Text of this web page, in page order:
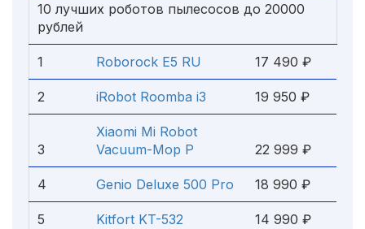
10 лучших роботов пылесосов до 20000
рублей
1 Roborock E5 RU 17 490 ₽
2 iRobot Roomba i3 19 950 ₽
3
Xiaomi Mi Robot
Vacuum-Mop P
22 999 ₽
4 Genio Deluxe 500 Pro 18 990 ₽
5 Kitfort KT-532 14 990 ₽